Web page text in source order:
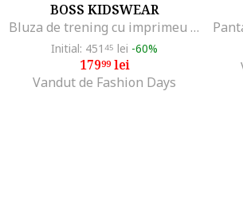
BOSS KIDSWEAR
Bluza de trening cu imprimeu logo, Negru/Bej
Initial: 451 45 lei -60%
17999lei
Vandut de Fashion Days